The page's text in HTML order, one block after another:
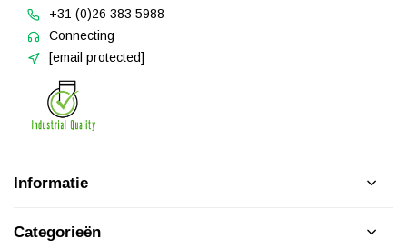
+31 (0)26 383 5988
Connecting
[email protected]
Informatie
Categorieën